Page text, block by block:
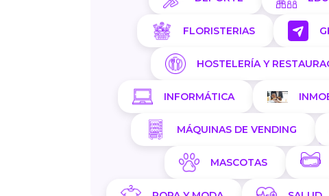
FLORISTERIAS
HOSTELERÍA Y
INFORMÁTICA
MÁQUINAS DE VENDING
MASCOTAS